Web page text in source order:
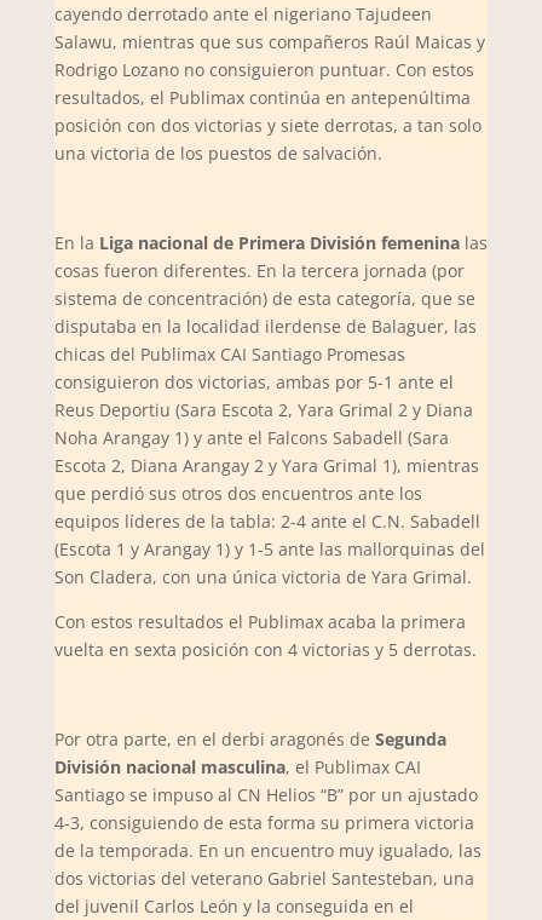
cayendo derrotado ante el nigeriano Tajudeen
Salawu, mientras que sus compañeros Raúl Maicas y
Rodrigo Lozano no consiguieron puntuar. Con estos
resultados, el Publimax continúa en antepenúltima
posición con dos victorias y siete derrotas, a tan solo
una victoria de los puestos de salvación.
En la Liga nacional de Primera División femeninalas
cosas fueron diferentes. En la tercera jornada (por
sistema de concentración) de esta categoría, que se
disputaba en la localidad ilerdense de Balaguer, las
chicas del Publimax CAI Santiago Promesas
consiguieron dos victorias, ambas por 5-1 ante el
Reus Deportiu (Sara Escota 2, Yara Grimal 2 y Diana
Noha Arangay 1) y ante el Falcons Sabadell (Sara
Escota 2, Diana Arangay 2 y Yara Grimal 1), mientras
que perdió sus otros dos encuentros ante los
equipos líderes de la tabla: 2-4 ante el C.N. Sabadell
(Escota 1 y Arangay 1) y 1-5 ante las mallorquinas del
Son Cladera, con una única victoria de Yara Grimal.
Con estos resultados el Publimax acaba la primera
vuelta en sexta posición con 4 victorias y 5 derrotas.
Por otra parte, en el derbi aragonés de Segunda
División nacional masculina, el Publimax CAI
Santiago se impuso al CN Helios “B” por un ajustado
4-3, consiguiendo de esta forma su primera victoria
de la temporada. En un encuentro muy igualado, las
dos victorias del veterano Gabriel Santesteban, una
del juvenil Carlos León y la conseguida en el